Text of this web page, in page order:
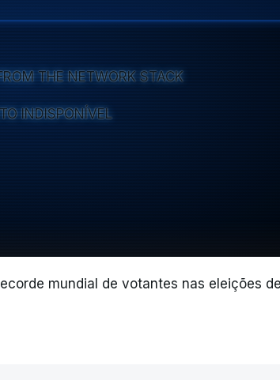
THE NETWORK STACK
INDISPONÍVEL
mundial de votantes nas eleições